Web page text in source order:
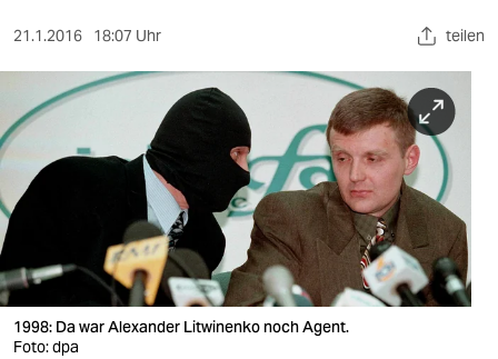
kultur
sport
berlin
nord
verlag
verlag
21.1.2016 18:07 Uhr teilen
1998: Da war Alexander Litwinenko noch Agent.
Foto: dpa